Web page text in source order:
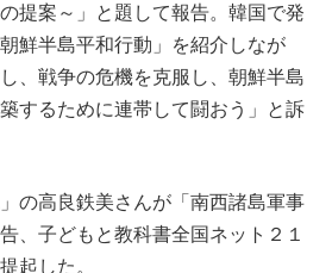
提案～」と題して報告。韓国で発
鮮半島平和行動」を紹介しなが
、戦争の危機を克服し、朝鮮半島
するために連帯して闘おう」と訴
の高良鉄美さんが「南西諸島軍事
、子どもと教科書全国ネット２１
起した。